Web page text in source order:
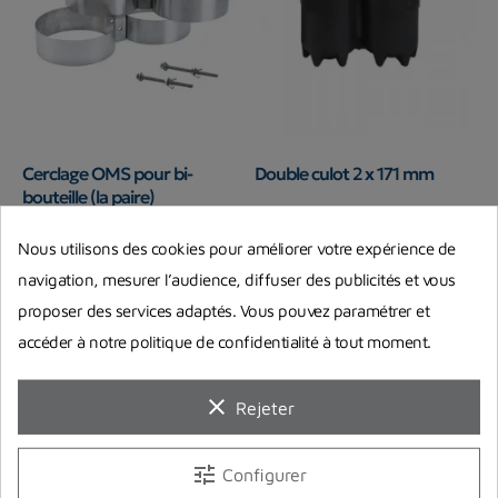
Cerclage OMS pour bi-
bouteille (la paire)
Prix
Double culot 2 x 171 mm
Prix
Nous utilisons des cookies pour améliorer votre expérience de
navigation, mesurer l’audience, diffuser des publicités et vous
proposer des services adaptés. Vous pouvez paramétrer et
accéder à notre politique de confidentialité à tout moment.
clear Rejeter
tune Configurer